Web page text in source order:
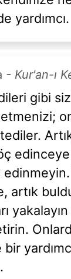
yardımcı.
- Kur'an-ı
gibi
artık